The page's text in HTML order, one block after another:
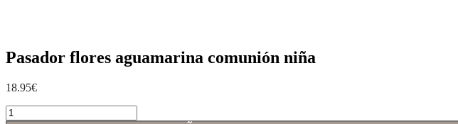
Pasador flores aguamarina comunión niña
18.95€
Pasador